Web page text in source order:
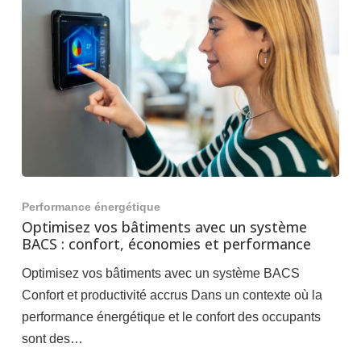
Performance énergétique
Optimisez vos bâtiments avec un système
BACS : confort, économies et performance
Optimisez vos bâtiments avec un système BACS
Confort et productivité accrus Dans un contexte où la
performance énergétique et le confort des occupants
sont des…